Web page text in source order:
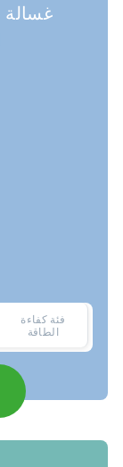
فئة كفاءة
الطاقة